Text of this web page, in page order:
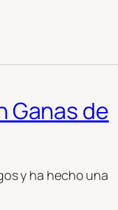
Ganas de
y ha hecho una